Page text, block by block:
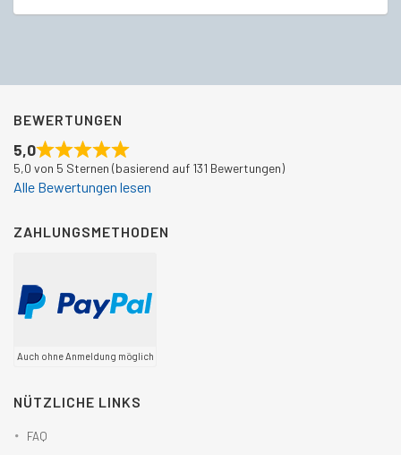
BEWERTUNGEN
5,0
5,0 von 5 Sternen (basierend auf 131 Bewertungen)
Alle Bewertungen lesen
ZAHLUNGSMETHODEN
Auch ohne Anmeldung möglich
NÜTZLICHE LINKS
FAQ